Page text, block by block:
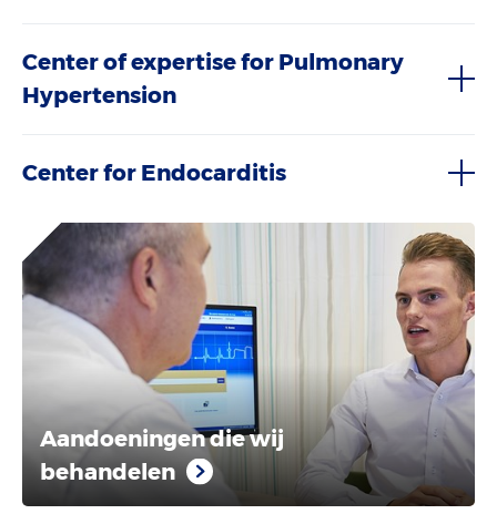
Center of expertise for Pulmonary
Hypertension
Center for Endocarditis
Aandoeningen die wij
behandelen